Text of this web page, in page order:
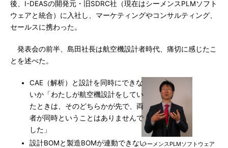
後、I-DEASの開発元・旧SDRC社（現在はシーメンスPLMソフト
ウェアと統合）に入社し、マーケティングやコンサルティング、
セールスに携わった。
発表会の前半、島田社長は航空機設計者時代、痛切に感じたこ
とを述べた。
シーメンスPLMソフトウェア
CAE（解析）と設計を同時にできな
いか「わたしが航空機設計をしてい
たときは、そのどちらかが先で、両
者が同時ということはありませんで
した」
設計BOMと製造BOMが連動できない